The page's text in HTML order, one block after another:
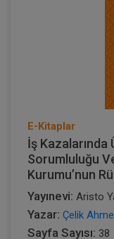
E-Kitaplar
İş Kazalarında
Sorumluluğu
Kurumu’nun
Yayınevi: Aristo
Yazar: Çelik
Sayfa Sayısı: 38